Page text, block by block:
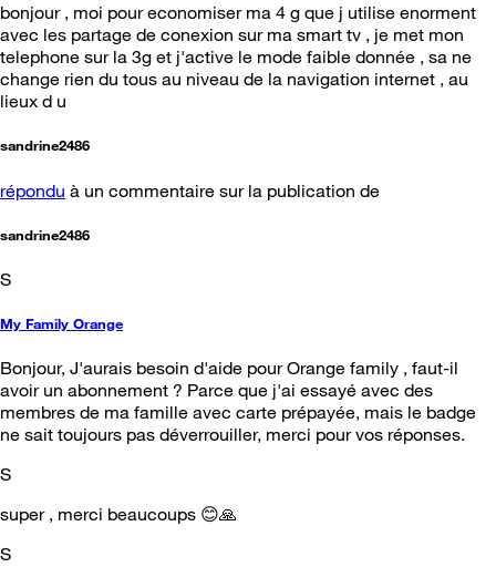
bonjour , moi pour economiser ma 4 g que j utilise enorment
avec les partage de conexion sur ma smart tv , je met mon
telephone sur la 3g et j'active le mode faible donnée , sa ne
change rien du tous au niveau de la navigation internet , au
lieux d u
sandrine2486
répondu à un commentaire sur la publication de
sandrine2486
S
My Family Orange
Bonjour, J'aurais besoin d'aide pour Orange family , faut-il
avoir un abonnement ? Parce que j'ai essayé avec des
membres de ma famille avec carte prépayée, mais le badge
ne sait toujours pas déverrouiller, merci pour vos réponses.
S
super , merci beaucoups 😊🙏
S